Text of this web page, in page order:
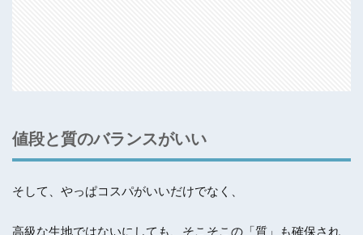
値段と質のバランスがいい
そして、やっぱコスパがいいだけでなく、
高級な生地ではないにしても、そこそこの「質」も確保され